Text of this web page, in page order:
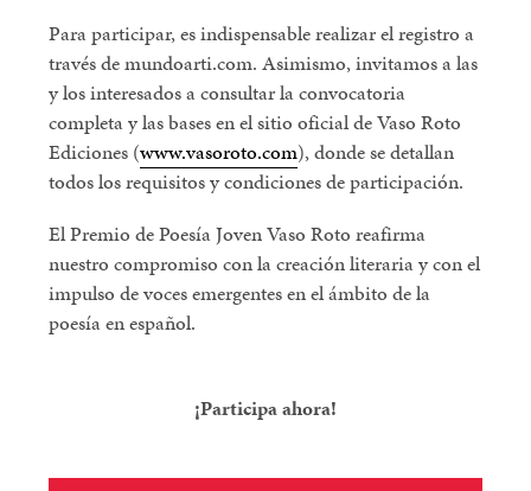
Para participar, es indispensable realizar el registro a
través de mundoarti.com. Asimismo, invitamos a las
y los interesados a consultar la convocatoria
completa y las bases en el sitio oficial de Vaso Roto
Ediciones (www.vasoroto.com), donde se detallan
todos los requisitos y condiciones de participación.
El Premio de Poesía Joven Vaso Roto reafirma
nuestro compromiso con la creación literaria y con el
impulso de voces emergentes en el ámbito de la
poesía en español.
¡Participa ahora!